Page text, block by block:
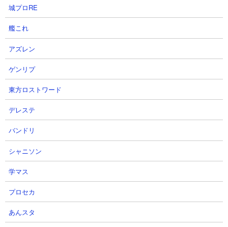
【攻略概要】
「ミタマ白」さんの攻略動画です。ノーアイテム＆ノーにゃんコ
ンボ。編成はメガロディーテ、キャットマンダーク、カンカン、
カメラマン、タコつぼ、ゴム2種、モヒカン2種、番長を組んでい
ます。自城に引き付けてメガロディーテを守りながら戦うシンプ
ルな戦術ですが壁が手厚いので安定感があります。
城プロRE
艦これ
アズレン
ゲンリプ
東方ロストワード
デレステ
バンドリ
シャニソン
学マス
プロセカ
あんスタ